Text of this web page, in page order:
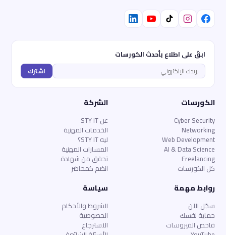
ابقَ على اطلاع بأحدث الكورسات
اشترك
الكورسات
Cyber Security
Networking
Web Development
AI & Data Science
Freelancing
كل الكورسات
الشركة
عن STY IT
الخدمات المهنية
ليه STY IT؟
المسارات المهنية
تحقق من شهادة
انضم كمحاضر
روابط مهمة
سجّل الآن
حماية نفسك
فاحص الفيروسات
سياسة
الشروط والأحكام
الخصوصية
الاسترجاع